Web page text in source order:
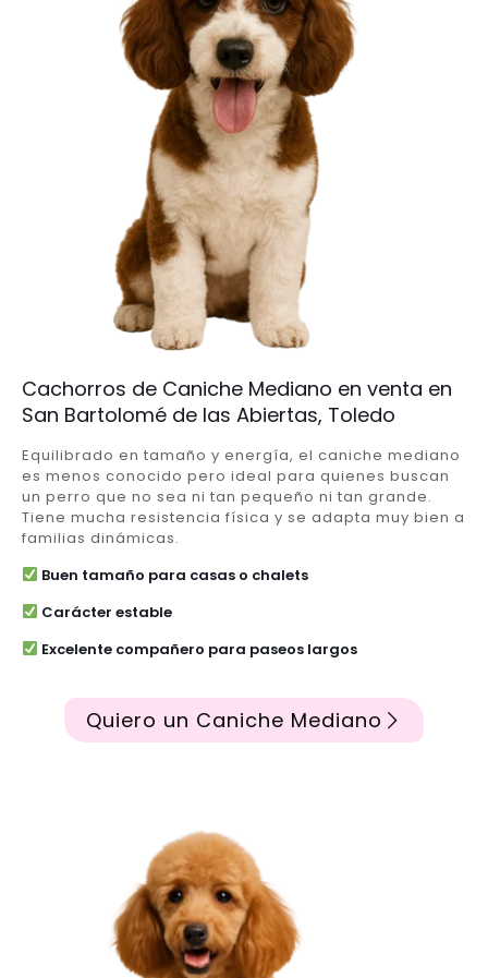
Cachorros de Caniche Mediano en venta en
San Bartolomé de las Abiertas, Toledo
Equilibrado en tamaño y energía, el caniche mediano
es menos conocido pero ideal para quienes buscan
un perro que no sea ni tan pequeño ni tan grande.
Tiene mucha resistencia física y se adapta muy bien a
familias dinámicas.
Buen tamaño para casas o chalets
Carácter estable
Excelente compañero para paseos largos
Quiero un Caniche Mediano